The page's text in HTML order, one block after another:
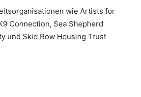
wie Artists for
Connection, Sea Shepherd
und Skid Row Housing Trust